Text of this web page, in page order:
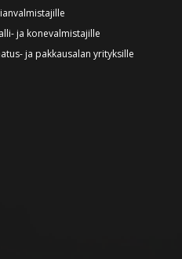
ja konevalmistajille
ja pakkausalan yrityksille